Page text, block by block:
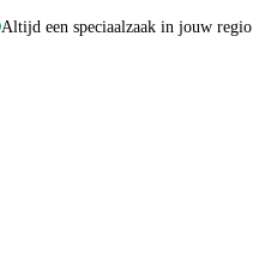
Altijd een speciaalzaak in jouw regio